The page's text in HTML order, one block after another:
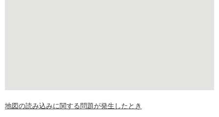
地図の読み込みに関する問題が発生したとき